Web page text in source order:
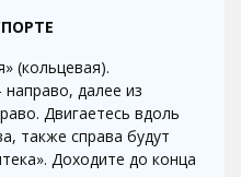
(кольцевая).
далее из
Двигаетесь вдоль
также справа будут
Доходите до конца